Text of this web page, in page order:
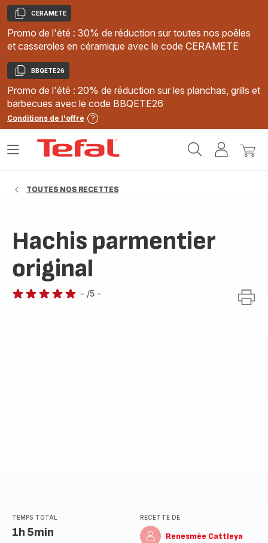
Copier
CERAMETE
Promo de l'été : 30% de réduction sur toutes nos poêles
et casseroles en céramique avec le code CERAMETE
Copier
BBQETE26
Promo de l'été : 20% de réduction sur les planchas, grills et
barbecues avec le code BBQETE26
Conditions de l'offre
MonMon
Ouvrir
TOUTES NOS RECETTES
Hachis parmentier
original
- /5 -
TEMPS TOTAL
1h 5min
RECETTE DE
Renesmée Cattleya